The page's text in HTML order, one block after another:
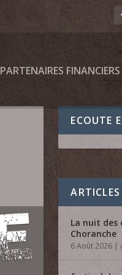
PARTENAIRES FINANCIERS
ECOUTE
La nuit
Choranche
6 Août 2026 |